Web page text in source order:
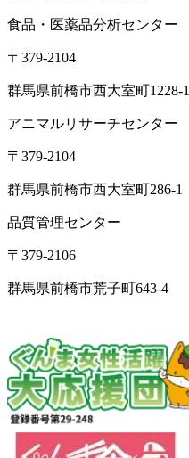
食品・医薬品分析センター
〒379-2104
群馬県前橋市西大室町1228-1
アニマルリサーチセンター
〒379-2104
群馬県前橋市西大室町286-1
品質管理センター
〒379-2106
群馬県前橋市荒子町643-4